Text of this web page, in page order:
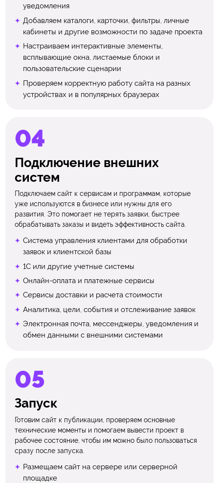
уведомления
Добавляем каталоги, карточки, фильтры, личные
кабинеты и другие возможности по задаче проекта
Настраиваем интерактивные элементы,
всплывающие окна, листаемые блоки и
пользовательские сценарии
Проверяем корректную работу сайта на разных
устройствах и в популярных браузерах
Подключение внешних
систем
Подключаем сайт к сервисам и программам, которые
уже используются в бизнесе или нужны для его
развития. Это помогает не терять заявки, быстрее
обрабатывать заказы и видеть эффективность сайта.
Система управления клиентами для обработки
заявок и клиентской базы
1С или другие учетные системы
Онлайн-оплата и платежные сервисы
Сервисы доставки и расчета стоимости
Аналитика, цели, события и отслеживание заявок
Электронная почта, мессенджеры, уведомления и
обмен данными с внешними системами
Запуск
Готовим сайт к публикации, проверяем основные
технические моменты и помогаем вывести проект в
рабочее состояние, чтобы им можно было пользоваться
сразу после запуска.
Размещаем сайт на сервере или серверной
площадке